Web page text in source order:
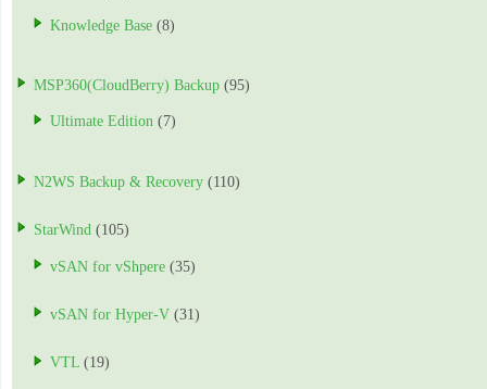
Knowledge Base (8)
MSP360(CloudBerry) Backup (95)
Ultimate Edition (7)
N2WS Backup & Recovery (110)
StarWind (105)
vSAN for vShpere (35)
vSAN for Hyper-V (31)
VTL (19)